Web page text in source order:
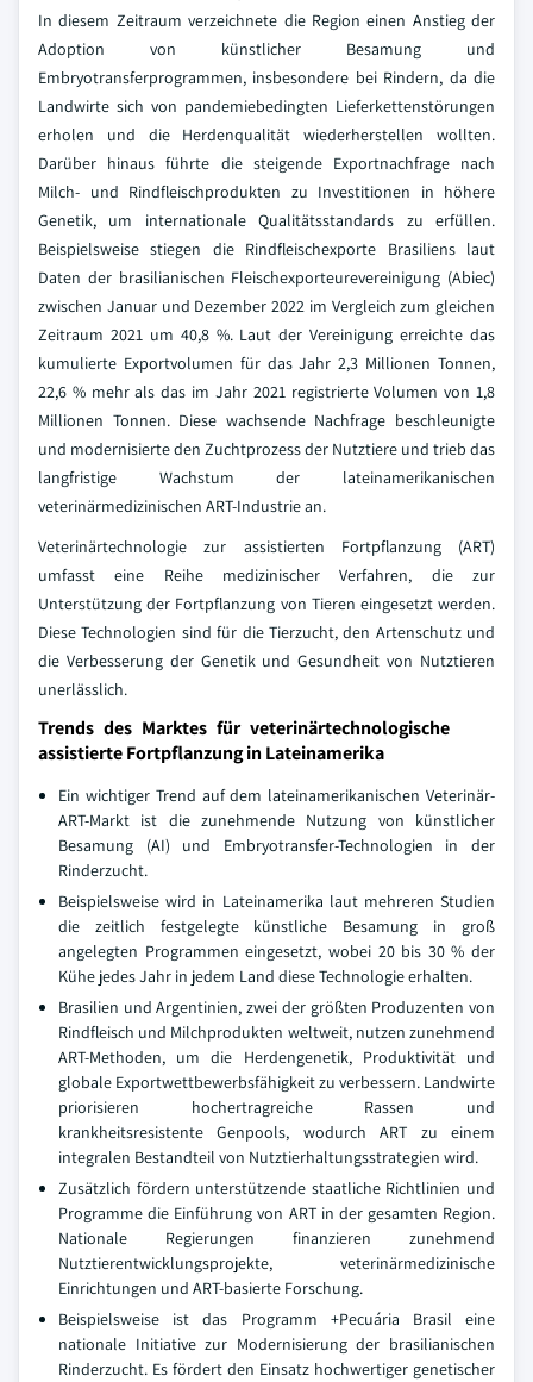
In diesem Zeitraum verzeichnete die Region einen Anstieg der
Adoption von künstlicher Besamung und
Embryotransferprogrammen, insbesondere bei Rindern, da die
Landwirte sich von pandemiebedingten Lieferkettenstörungen
erholen und die Herdenqualität wiederherstellen wollten.
Darüber hinaus führte die steigende Exportnachfrage nach
Milch- und Rindfleischprodukten zu Investitionen in höhere
Genetik, um internationale Qualitätsstandards zu erfüllen.
Beispielsweise stiegen die Rindfleischexporte Brasiliens laut
Daten der brasilianischen Fleischexporteurevereinigung (Abiec)
zwischen Januar und Dezember 2022 im Vergleich zum gleichen
Zeitraum 2021 um 40,8 %. Laut der Vereinigung erreichte das
kumulierte Exportvolumen für das Jahr 2,3 Millionen Tonnen,
22,6 % mehr als das im Jahr 2021 registrierte Volumen von 1,8
Millionen Tonnen. Diese wachsende Nachfrage beschleunigte
und modernisierte den Zuchtprozess der Nutztiere und trieb das
langfristige Wachstum der lateinamerikanischen
veterinärmedizinischen ART-Industrie an.
Veterinärtechnologie zur assistierten Fortpflanzung (ART)
umfasst eine Reihe medizinischer Verfahren, die zur
Unterstützung der Fortpflanzung von Tieren eingesetzt werden.
Diese Technologien sind für die Tierzucht, den Artenschutz und
die Verbesserung der Genetik und Gesundheit von Nutztieren
unerlässlich.
Trends des Marktes für veterinärtechnologische
assistierte Fortpflanzung in Lateinamerika
Ein wichtiger Trend auf dem lateinamerikanischen Veterinär-
ART-Markt ist die zunehmende Nutzung von künstlicher
Besamung (AI) und Embryotransfer-Technologien in der
Rinderzucht.
Beispielsweise wird in Lateinamerika laut mehreren Studien
die zeitlich festgelegte künstliche Besamung in groß
angelegten Programmen eingesetzt, wobei 20 bis 30 % der
Kühe jedes Jahr in jedem Land diese Technologie erhalten.
Brasilien und Argentinien, zwei der größten Produzenten von
Rindfleisch und Milchprodukten weltweit, nutzen zunehmend
ART-Methoden, um die Herdengenetik, Produktivität und
globale Exportwettbewerbsfähigkeit zu verbessern. Landwirte
priorisieren hochertragreiche Rassen und
krankheitsresistente Genpools, wodurch ART zu einem
integralen Bestandteil von Nutztierhaltungsstrategien wird.
Zusätzlich fördern unterstützende staatliche Richtlinien und
Programme die Einführung von ART in der gesamten Region.
Nationale Regierungen finanzieren zunehmend
Nutztierentwicklungsprojekte, veterinärmedizinische
Einrichtungen und ART-basierte Forschung.
Beispielsweise ist das Programm +Pecuária Brasil eine
nationale Initiative zur Modernisierung der brasilianischen
Rinderzucht. Es fördert den Einsatz hochwertiger genetischer